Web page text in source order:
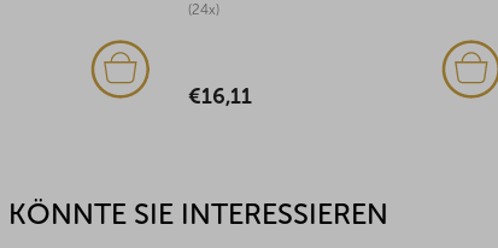
(7x)
€84,19
KÖNNTE SIE INTERESSIEREN